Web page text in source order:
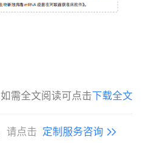
需全文阅读可点击 下载全文
请点击 定制服务咨询